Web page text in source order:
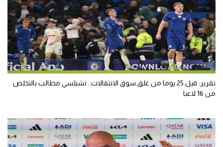
تقرير: قبل 25 يوما من غلق سوق الانتقالات.. تشيلسي مطالب بالتخلص
من 16 لاعبا